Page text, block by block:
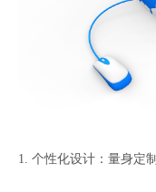
1. 个性化设计：量身定